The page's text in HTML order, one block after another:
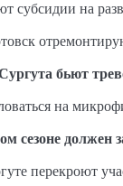
субсидии на
бьют
на
сезоне должен
перекроют